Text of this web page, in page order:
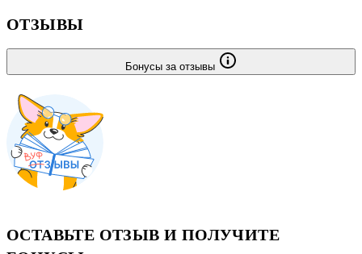
ОТЗЫВЫ
Бонусы за отзывы
ОСТАВЬТЕ ОТЗЫВ И ПОЛУЧИТЕ